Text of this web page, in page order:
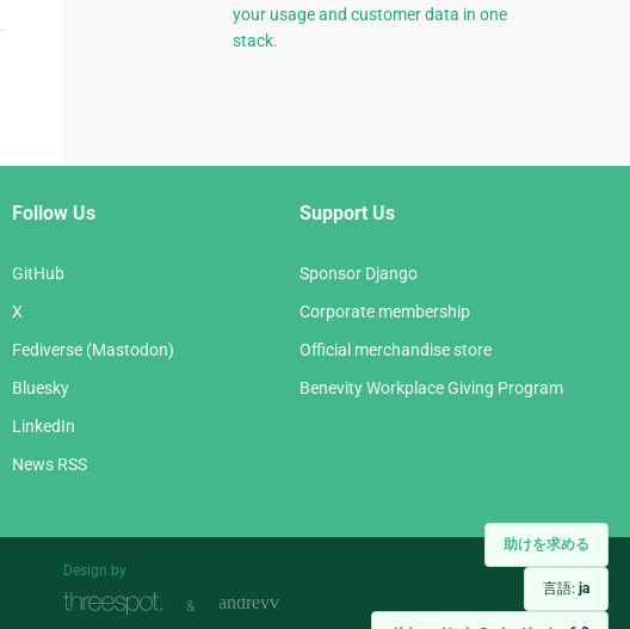
助けを求める
言語: ja
your usage and customer data in one
stack.
Follow Us
GitHub
X
Fediverse (Mastodon)
Bluesky
LinkedIn
News RSS
Support Us
Sponsor Django
Corporate membership
Official merchandise store
Benevity Workplace Giving Program
Design by
&